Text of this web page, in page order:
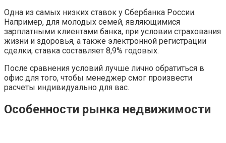
Одна из самых низких ставок у Сбербанка России.
Например, для молодых семей, являющимися
зарплатными клиентами банка, при условии страхования
жизни и здоровья, а также электронной регистрации
сделки, ставка составляет 8,9% годовых.
После сравнения условий лучше лично обратиться в
офис для того, чтобы менеджер смог произвести
расчеты индивидуально для вас.
Особенности рынка недвижимости